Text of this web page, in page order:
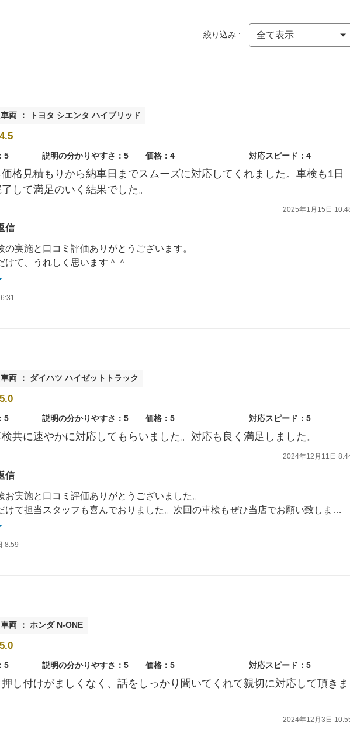
絞り込み :
両 ： トヨタ シエンタ ハイブリッド
4.5
5 説明の分かりやすさ：5 価格：4 対応スピード：4
格見積もりから納車日までスムーズに対応してくれました。車検も1日
して満足のいく結果でした。
2025年1月15日
信
の実施と口コミ評価ありがとうございます。
けて、うれしく思います＾＾
ひ当店でいお願いいたします。
両 ： ダイハツ ハイゼットトラック
5.0
5 説明の分かりやすさ：5 価格：5 対応スピード：5
共に速やかに対応してもらいました。対応も良く満足しました。
2024年12月11日
信
お実施と口コミ評価ありがとうございました。
けて担当スタッフも喜んでおりました。次回の車検もぜひ当店でお願い致します。
ざいました！！！
8:59
両 ： ホンダ N-ONE
5.0
5 説明の分かりやすさ：5 価格：5 対応スピード：5
し付けがましくなく、話をしっかり聞いてくれて親切に対応して頂きま
2024年12月3日